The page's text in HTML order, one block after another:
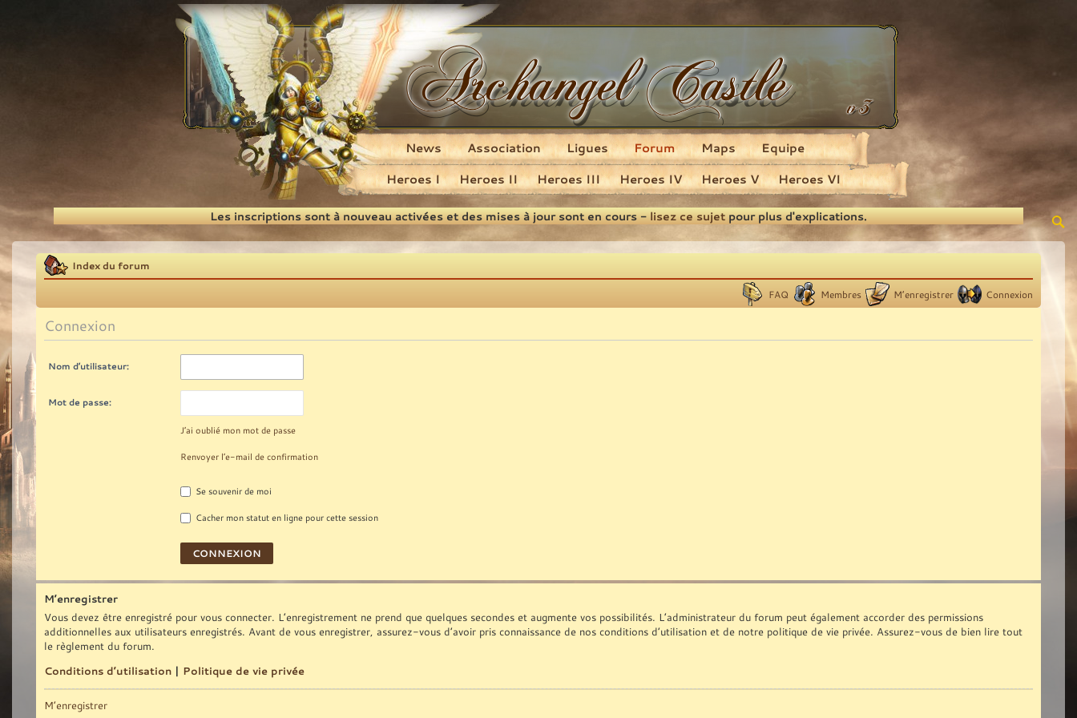
Recherche
Heroes I Heroes II Heroes III Heroes IV Heroes V Heroes VI
News Association Ligues Forum Maps Equipe
Les inscriptions sont à nouveau activées et des mises à jour sont en cours -lisez ce sujetpour plus d'explications.
Index du forum
FAQ Membres M’enregistrer Connexion
Connexion
Nom d’utilisateur:
Mot de passe:
J’ai oublié mon mot de passe
Renvoyer l’e-mail de confirmation
Se souvenir de moi
Cacher mon statut en ligne pour cette session
M’enregistrer
Vous devez être enregistré pour vous connecter. L’enregistrement ne prend que quelques secondes et augmente vos possibilités. L’administrateur du forum peut également accorder des permissions
additionnelles aux utilisateurs enregistrés. Avant de vous enregistrer, assurez-vous d’avoir pris connaissance de nos conditions d’utilisation et de notre politique de vie privée. Assurez-vous de bien lire tout
le règlement du forum.
Conditions d’utilisation | Politique de vie privée
M’enregistrer